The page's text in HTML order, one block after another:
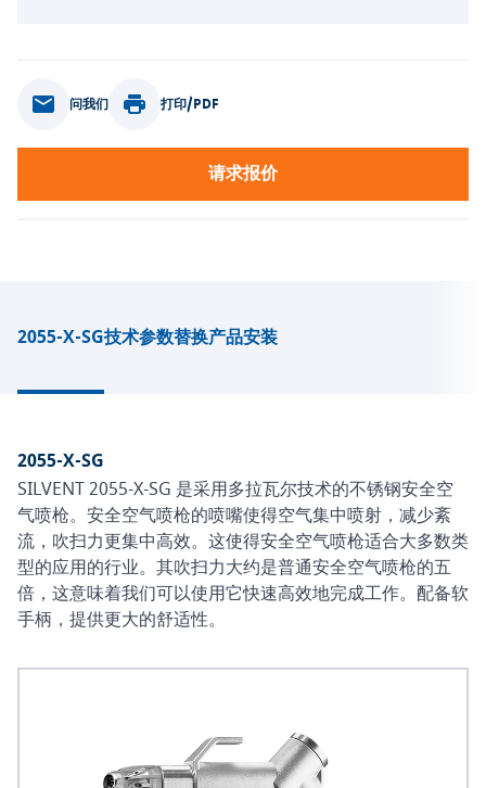
问我们 打印/PDF
请求报价
2055-X-SG技术参数替换产品安装
2055-X-SG
SILVENT 2055-X-SG 是采用多拉瓦尔技术的不锈钢安全空
气喷枪。安全空气喷枪的喷嘴使得空气集中喷射，减少紊
流，吹扫力更集中高效。这使得安全空气喷枪适合大多数类
型的应用的行业。其吹扫力大约是普通安全空气喷枪的五
倍，这意味着我们可以使用它快速高效地完成工作。配备软
手柄，提供更大的舒适性。